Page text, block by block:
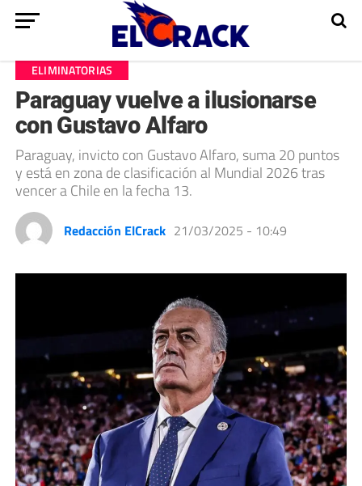
ELIMINATORIAS
Paraguay vuelve a ilusionarse
con Gustavo Alfaro
Paraguay, invicto con Gustavo Alfaro, suma 20 puntos
y está en zona de clasificación al Mundial 2026 tras
vencer a Chile en la fecha 13.
Redacción ElCrack 21/03/2025 - 10:49